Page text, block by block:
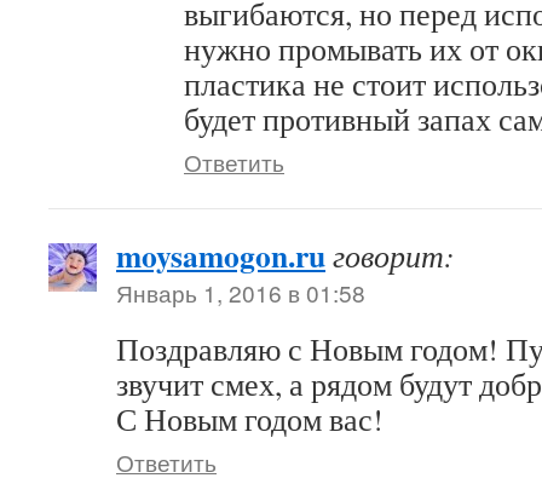
выгибаются, но перед
нужно промывать их от
пластика не стоит
будет противный запах
Ответить
moysamogon.ruговорит:
Январь 1, 2016 в 01:58
Поздравляю с Новым годом!
звучит смех, а рядом будут
С Новым годом вас!
Ответить